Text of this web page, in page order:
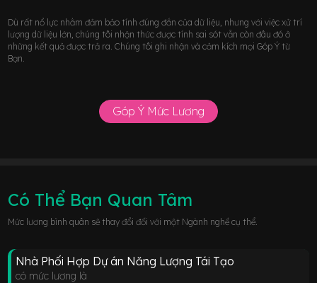
Dù rất nổ lực nhằm đảm bảo tính đúng đắn của dữ liệu, nhưng với việc xử trí
lượng dữ liệu lớn, chúng tôi nhận thức được tính sai sót vẫn còn đâu đó ở
những kết quả được trả ra. Chúng tôi ghi nhận và cảm kích mọi Góp Ý từ
Bạn.
Góp Ý Mức Lương
Có Thể Bạn Quan Tâm
Mức lương bình quân sẽ thay đổi đối với một Ngành nghề cụ thể.
Nhà Phối Hợp Dự án Năng Lượng Tái Tạo
có mức lương là